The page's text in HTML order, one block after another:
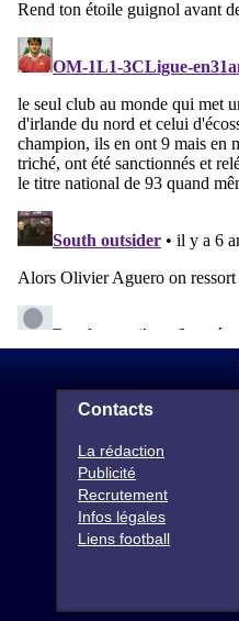
Contacts
La rédaction
Publicité
Recrutement
Infos légales
Liens football